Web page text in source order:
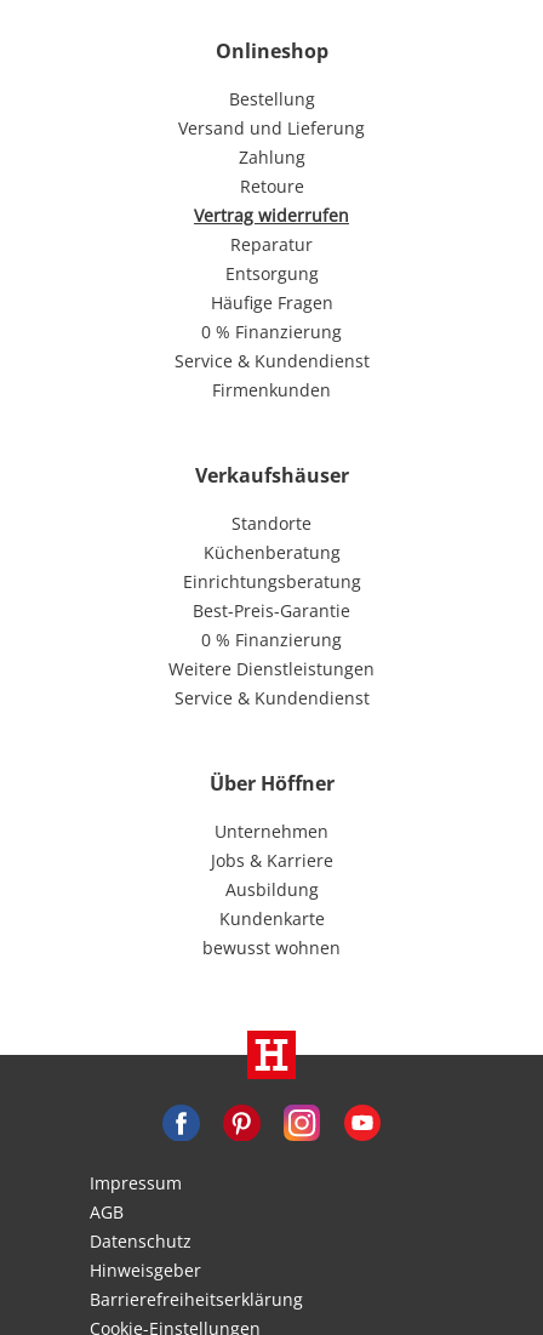
Onlineshop
Bestellung
Versand und Lieferung
Zahlung
Retoure
Vertrag widerrufen
Reparatur
Entsorgung
Häufige Fragen
0 % Finanzierung
Service & Kundendienst
Firmenkunden
Verkaufshäuser
Standorte
Küchenberatung
Einrichtungsberatung
Best-Preis-Garantie
0 % Finanzierung
Weitere Dienstleistungen
Service & Kundendienst
Über Höffner
Unternehmen
Jobs & Karriere
Ausbildung
Kundenkarte
bewusst wohnen
Impressum
AGB
Datenschutz
Hinweisgeber
Barrierefreiheitserklärung
Cookie-Einstellungen